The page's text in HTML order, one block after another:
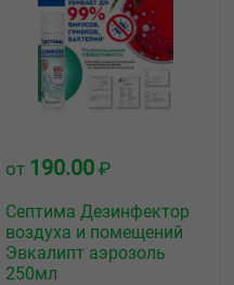
от 190.00 ₽
Септима Дезинфектор
воздуха и помещений
Эвкалипт аэрозоль
250мл